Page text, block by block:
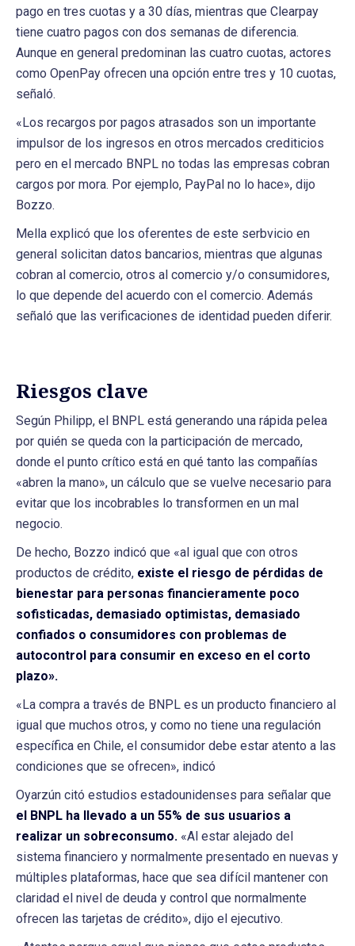
pago en tres cuotas y a 30 días, mientras que Clearpay
tiene cuatro pagos con dos semanas de diferencia.
Aunque en general predominan las cuatro cuotas, actores
como OpenPay ofrecen una opción entre tres y 10 cuotas,
señaló.
«Los recargos por pagos atrasados son un importante
impulsor de los ingresos en otros mercados crediticios
pero en el mercado BNPL no todas las empresas cobran
cargos por mora. Por ejemplo, PayPal no lo hace», dijo
Bozzo.
Mella explicó que los oferentes de este serbvicio en
general solicitan datos bancarios, mientras que algunas
cobran al comercio, otros al comercio y/o consumidores,
lo que depende del acuerdo con el comercio. Además
señaló que las verificaciones de identidad pueden diferir.
Riesgos clave
Según Philipp, el BNPL está generando una rápida pelea
por quién se queda con la participación de mercado,
donde el punto crítico está en qué tanto las compañías
«abren la mano», un cálculo que se vuelve necesario para
evitar que los incobrables lo transformen en un mal
negocio.
De hecho, Bozzo indicó que «al igual que con otros
productos de crédito, existe el riesgo de pérdidas de
bienestar para personas financieramente poco
sofisticadas, demasiado optimistas, demasiado
confiados o consumidores con problemas de
autocontrol para consumir en exceso en el corto
plazo».
«La compra a través de BNPL es un producto financiero al
igual que muchos otros, y como no tiene una regulación
específica en Chile, el consumidor debe estar atento a las
condiciones que se ofrecen», indicó
Oyarzún citó estudios estadounidenses para señalar que
el BNPL ha llevado a un 55% de sus usuarios a
realizar un sobreconsumo. «Al estar alejado del
sistema financiero y normalmente presentado en nuevas y
múltiples plataformas, hace que sea difícil mantener con
claridad el nivel de deuda y control que normalmente
ofrecen las tarjetas de crédito», dijo el ejecutivo.